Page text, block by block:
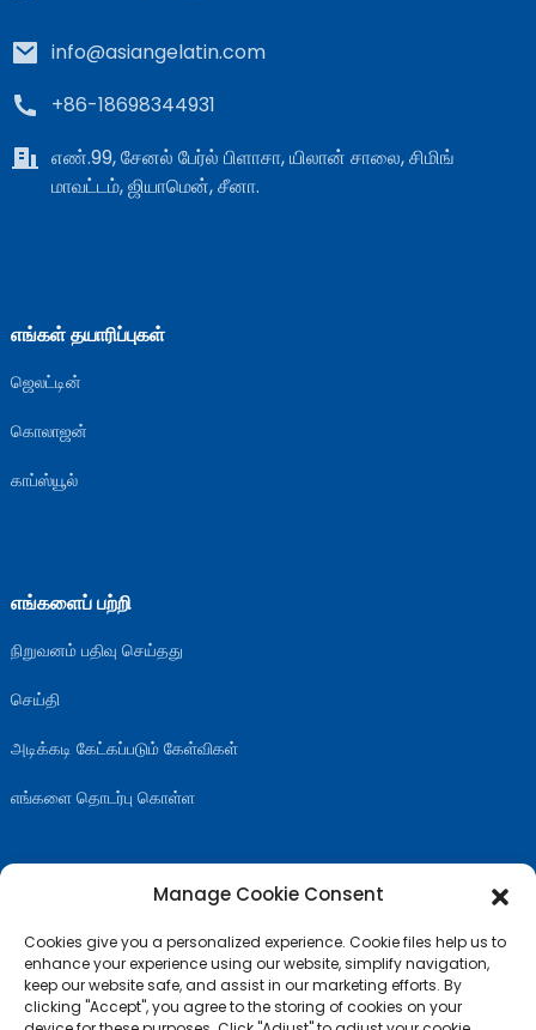
info@asiangelatin.com
+86-18698344931
எண்.99, சேனல் பேர்ல் பிளாசா, யிலான் சாலை, சிமிங்
மாவட்டம், ஜியாமென், சீனா.
எங்கள் தயாரிப்புகள்
ஜெலட்டின்
கொலாஜன்
காப்ஸ்யூல்
எங்களைப் பற்றி
நிறுவனம் பதிவு செய்தது
செய்தி
அடிக்கடி கேட்கப்படும் கேள்விகள்
எங்களை தொடர்பு கொள்ள
Manage Cookie Consent
Cookies give you a personalized experience. Cookie files help us to
enhance your experience using our website, simplify navigation,
keep our website safe, and assist in our marketing efforts. By
clicking "Accept", you agree to the storing of cookies on your